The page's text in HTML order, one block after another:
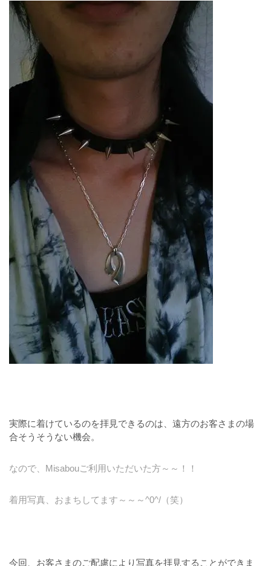
実際に着けているのを拝見できるのは、遠方のお客さまの場
合そうそうない機会。
なので、Misabouご利用いただいた方～～！！
着用写真、おまちしてます～～～^0^/（笑）
今回、お客さまのご配慮により写真を拝見することができま